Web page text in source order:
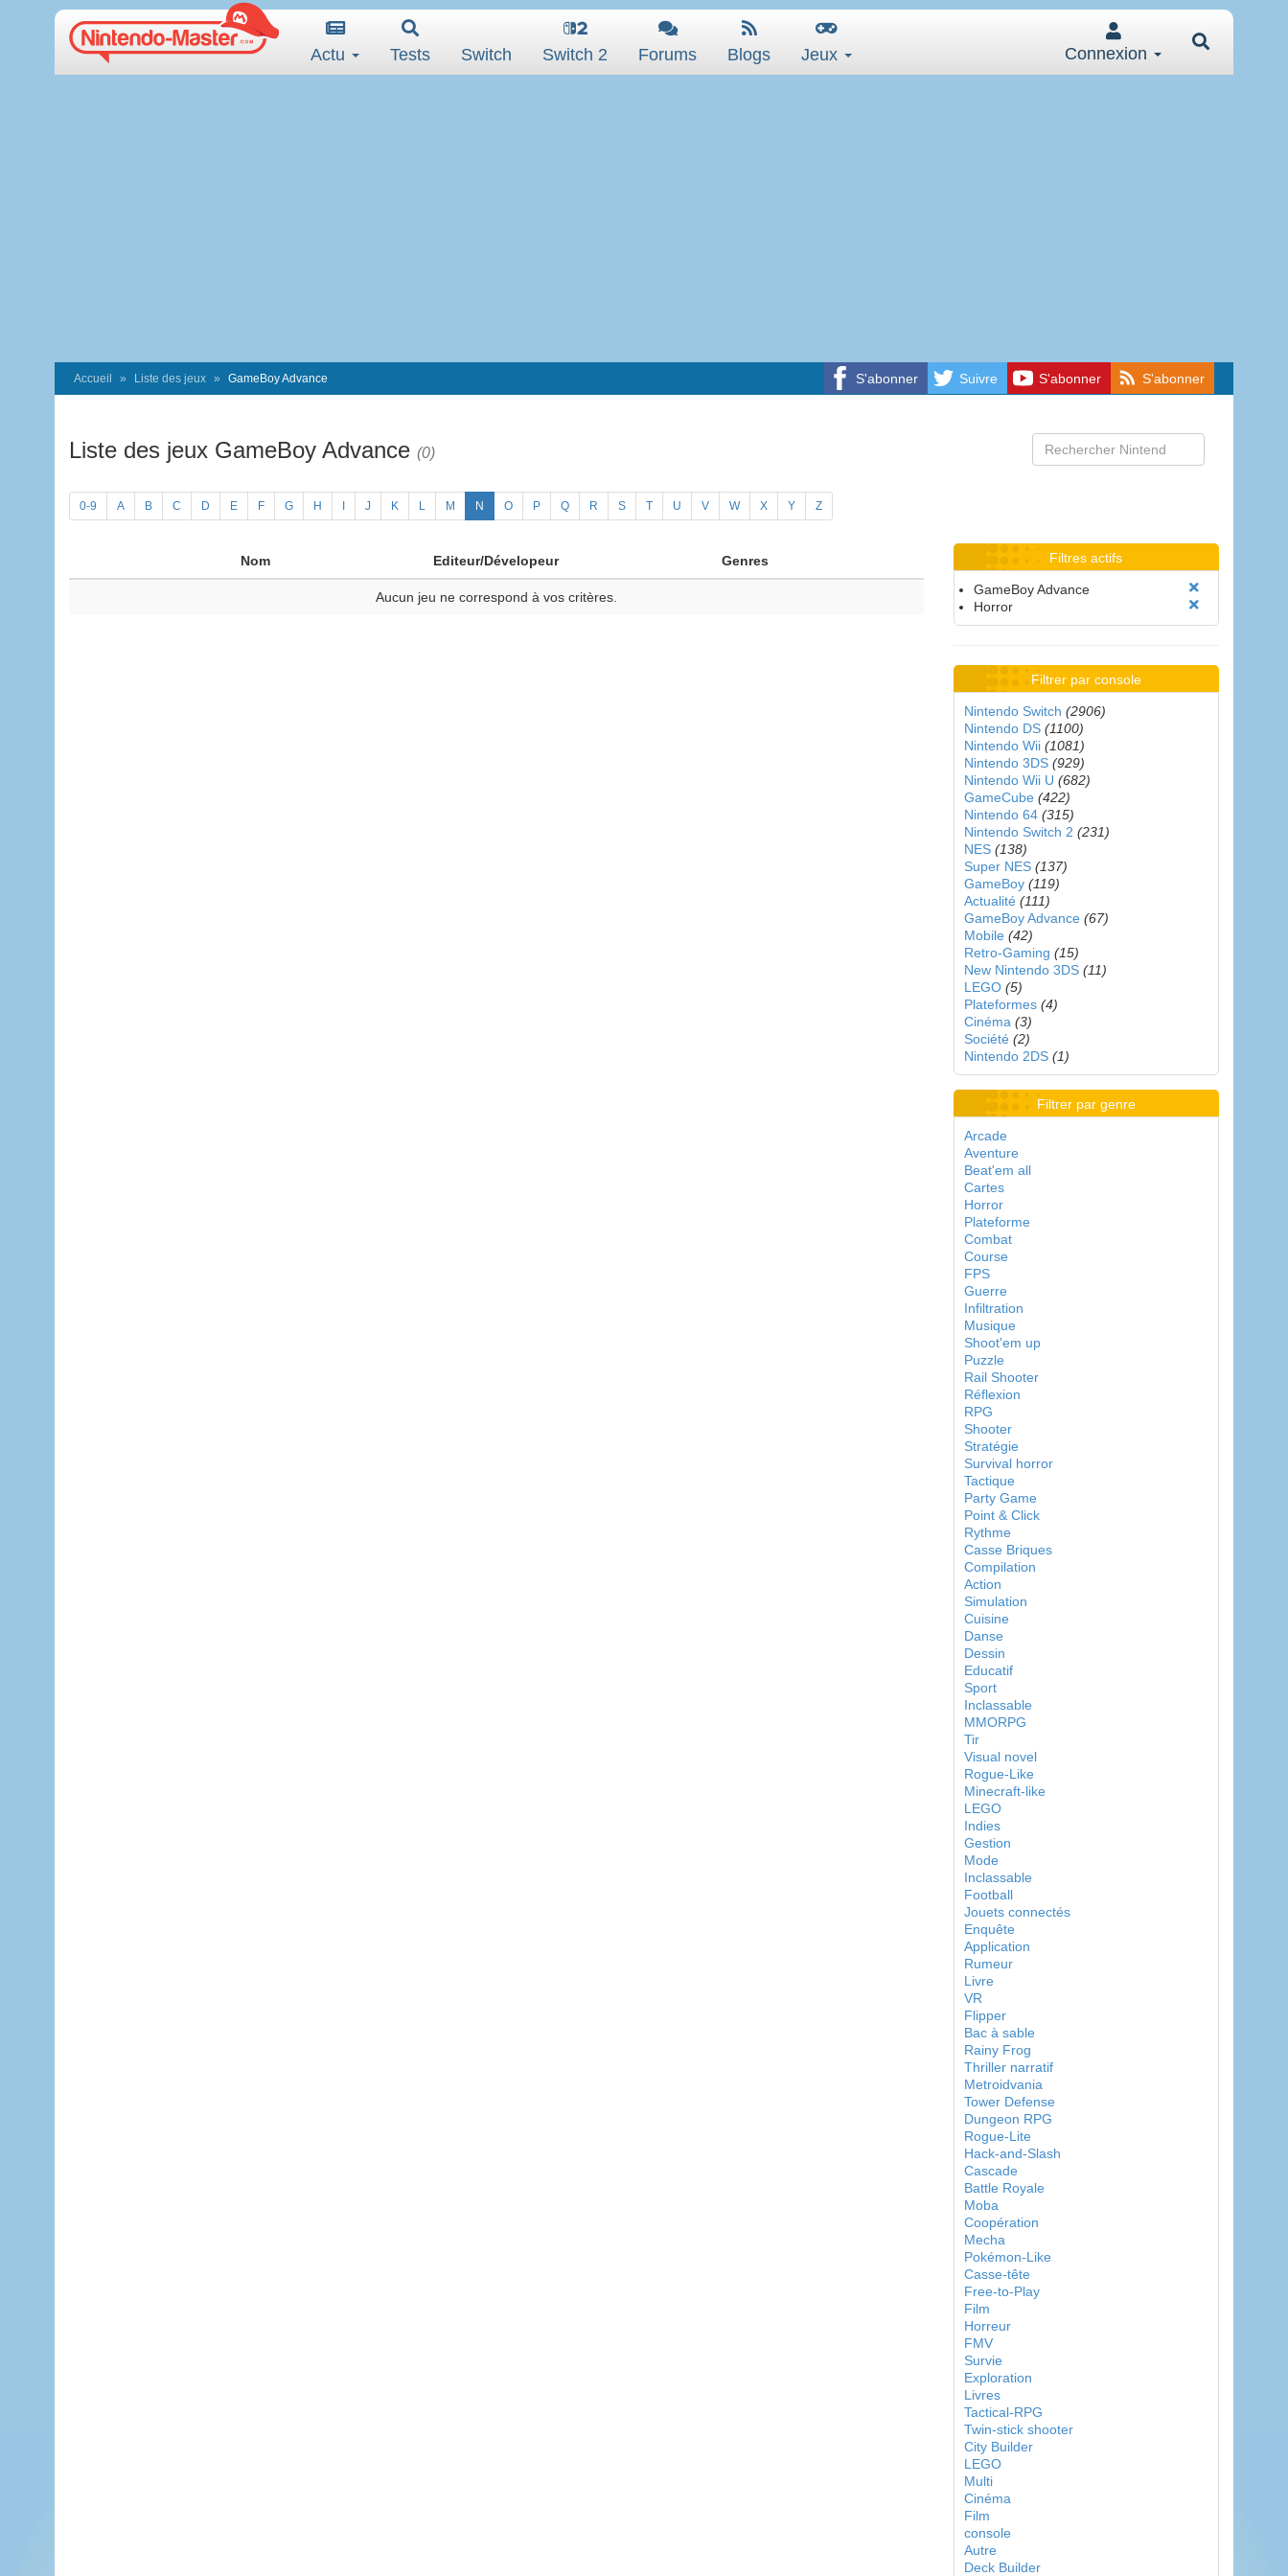
Actu Tests Switch Switch 2 Forums Blogs Jeux Connexion
S'abonner Suivre S'abonner S'abonner
Accueil Liste des jeux GameBoy Advance
Liste des jeux GameBoy Advance (0)
0-9 A B C D E F G H J K L M N O P Q R S T U V W X Y Z
Nom Editeur/Dévelopeur Genres
Aucun jeu ne correspond à vos critères.
Filtres actifs
GameBoy Advance
Horror
Filtrer par console
Nintendo Switch (2906)
Nintendo DS (1100)
Nintendo Wii (1081)
Nintendo 3DS (929)
Nintendo Wii U (682)
GameCube (422)
Nintendo 64 (315)
Nintendo Switch 2 (231)
NES (138)
Super NES (137)
GameBoy (119)
Actualité (111)
GameBoy Advance (67)
Mobile (42)
Retro-Gaming (15)
New Nintendo 3DS (11)
LEGO (5)
Plateformes (4)
Cinéma (3)
Société (2)
Nintendo 2DS (1)
Filtrer par genre
Arcade
Aventure
Beat'em all
Cartes
Horror
Plateforme
Combat
Course
FPS
Guerre
Infiltration
Musique
Shoot'em up
Puzzle
Rail Shooter
Réflexion
RPG
Shooter
Stratégie
Survival horror
Tactique
Party Game
Point & Click
Rythme
Casse Briques
Compilation
Action
Simulation
Cuisine
Danse
Dessin
Educatif
Sport
Inclassable
MMORPG
Tir
Visual novel
Rogue-Like
Minecraft-like
LEGO
Indies
Gestion
Mode
Inclassable
Football
Jouets connectés
Enquête
Application
Rumeur
Livre
VR
Flipper
Bac à sable
Rainy Frog
Thriller narratif
Metroidvania
Tower Defense
Dungeon RPG
Rogue-Lite
Hack-and-Slash
Cascade
Battle Royale
Moba
Coopération
Mecha
Pokémon-Like
Casse-tête
Free-to-Play
Film
Horreur
FMV
Survie
Exploration
Livres
Tactical-RPG
Twin-stick shooter
City Builder
LEGO
Multi
Cinéma
Film
console
Autre
Deck Builder